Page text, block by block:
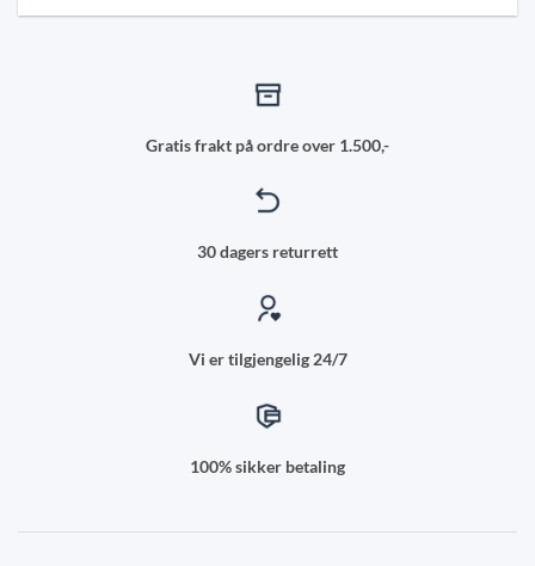
Gratis frakt på ordre over 1.500,-
30 dagers returrett
Vi er tilgjengelig 24/7
100% sikker betaling